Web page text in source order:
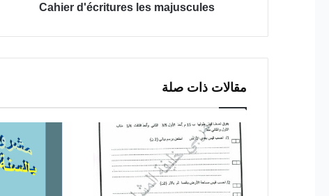
Cahier d'écritures les majuscules
مقالات ذات صلة